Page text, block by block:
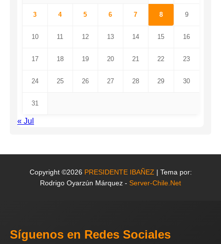
3 4 5 6 7 8 9
10 11 12 13 14 15 16
17 18 19 20 21 22 23
24 25 26 27 28 29 30
31
« Jul
Copyright ©2026 PRESIDENTE IBAÑEZ | Tema por:
Rodrigo Oyarzún Márquez - Server-Chile.Net
Síguenos en Redes Sociales